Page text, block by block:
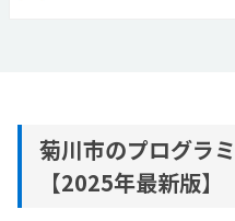
菊川市のプログラ
【2025年最新版】